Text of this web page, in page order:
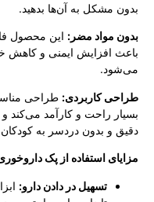
بدون مشکل به آن‌ها بدهید.
بدون مواد مضر: این محصول
باعث افزایش ایمنی و
می‌شود.
طراحی کاربردی: طراحی
بسیار راحت و کارآمد می‌کند
دقیق و بدون دردسر به کودکان
مزایای استفاده از پک
تسهیل در دادن دارو: